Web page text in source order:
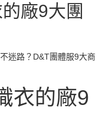
廠9大團
迷路？D&T團體服9大商
衣的廠9